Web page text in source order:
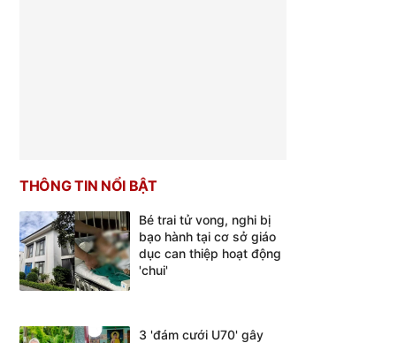
THÔNG TIN NỔI BẬT
Bé trai tử vong, nghi bị
bạo hành tại cơ sở giáo
dục can thiệp hoạt động
'chui'
3 'đám cưới U70' gây